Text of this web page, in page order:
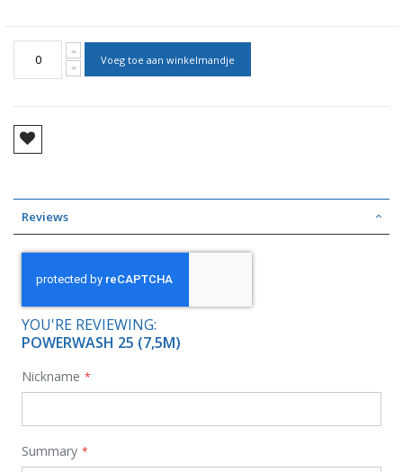
Voeg toe aan winkelmandje
Reviews
YOU'RE REVIEWING:
POWERWASH 25 (7,5M)
Nickname
Summary